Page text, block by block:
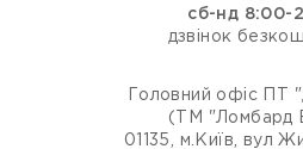
сб-нд 8:00-
дзвінок
Головний офіс ПТ
(ТМ "Ломбард
01135, м.Київ, вул